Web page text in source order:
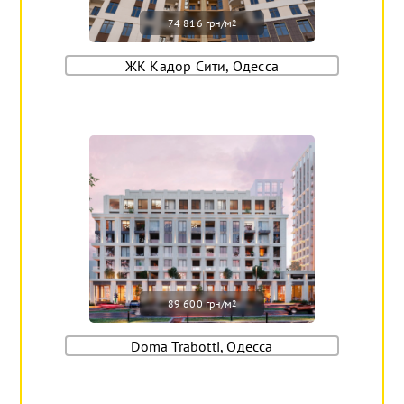
74 816 грн/м2
ЖК Кадор Сити, Одесса
89 600 грн/м2
Doma Trabotti, Одесса